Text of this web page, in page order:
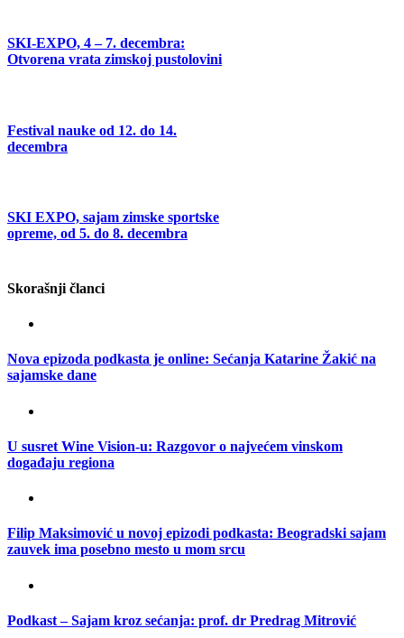
SKI-EXPO, 4 – 7. decembra:
Otvorena vrata zimskoj pustolovini
Festival nauke od 12. do 14.
decembra
SKI EXPO, sajam zimske sportske
opreme, od 5. do 8. decembra
Skorašnji članci
Nova epizoda podkasta je online: Sećanja Katarine Žakić na
sajamske dane
U susret Wine Vision-u: Razgovor o najvećem vinskom
događaju regiona
Filip Maksimović u novoj epizodi podkasta: Beogradski sajam
zauvek ima posebno mesto u mom srcu
Podkast – Sajam kroz sećanja: prof. dr Predrag Mitrović